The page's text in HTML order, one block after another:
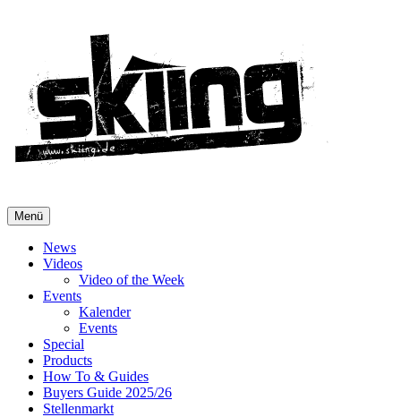
Menü
News
Videos
Video of the Week
Events
Kalender
Events
Special
Products
How To & Guides
Buyers Guide 2025/26
Stellenmarkt